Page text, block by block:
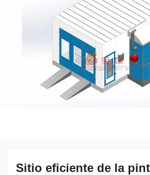
Sitio eficiente de la